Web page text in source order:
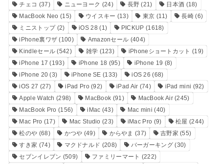
チェコ (37) ニューヨーク (24) 長野 (21) 日本酒 (18)
MacBook Neo (15) ウイスキー (13) 東京 (11) 長崎 (6)
ミニストップ(2) iOS 28 (1) PICKUP (1618)
iPhone裏ワザ (100) Amazonセール (404)
Kindleセール (542) 雑学 (123) iPhoneショートカット (19)
iPhone 17 (193) iPhone 18 (95) iPhone 19 (8)
iPhone 20 (3) iPhone SE (133) iOS 26 (68)
iOS 27 (27) iPad Pro(92) iPad Air (74) iPad mini (92)
Apple Watch (298) MacBook (91) MacBook Air(245)
MacBook Pro (156) iMac (43) Mac mini (40)
Mac Pro (17) Mac Studio (23) iMac Pro (9) 松屋 (244)
松のや (68) かつや (49) からやま (37) 吉野家 (55)
すき家 (74) マクドナルド (208) バーガーキング(30)
セブンイレブン (509) ファミリーマート (222)